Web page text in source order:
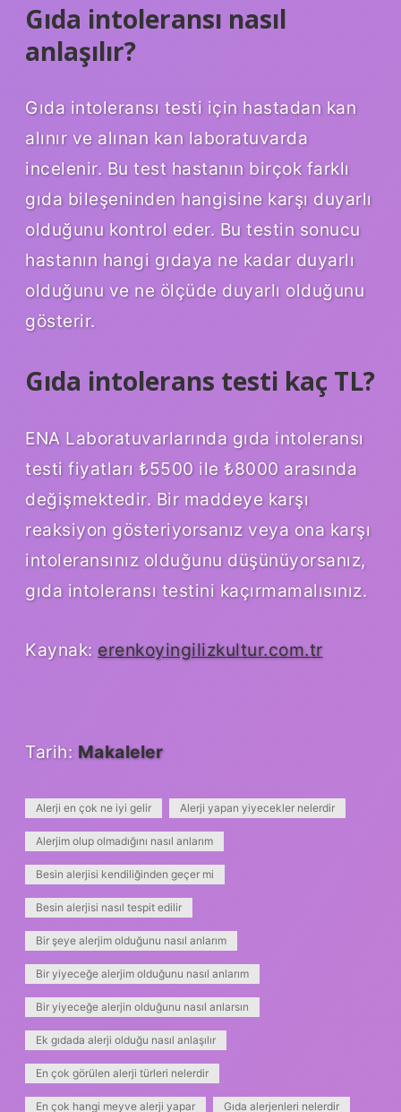
Gıda intoleransı nasıl
anlaşılır?
Gıda intoleransı testi için hastadan kan
alınır ve alınan kan laboratuvarda
incelenir. Bu test hastanın birçok farklı
gıda bileşeninden hangisine karşı duyarlı
olduğunu kontrol eder. Bu testin sonucu
hastanın hangi gıdaya ne kadar duyarlı
olduğunu ve ne ölçüde duyarlı olduğunu
gösterir.
Gıda intolerans testi kaç TL?
ENA Laboratuvarlarında gıda intoleransı
testi fiyatları ₺5500 ile ₺8000 arasında
değişmektedir. Bir maddeye karşı
reaksiyon gösteriyorsanız veya ona karşı
intoleransınız olduğunu düşünüyorsanız,
gıda intoleransı testini kaçırmamalısınız.
Kaynak: erenkoyingilizkultur.com.tr
Tarih: Makaleler
Alerji en çok ne iyi gelir Alerji yapan yiyecekler nelerdir
Alerjim olup olmadığını nasıl anlarım
Besin alerjisi kendiliğinden geçer mi
Besin alerjisi nasıl tespit edilir
Bir şeye alerjim olduğunu nasıl anlarım
Bir yiyeceğe alerjim olduğunu nasıl anlarım
Bir yiyeceğe alerjin olduğunu nasıl anlarsın
Ek gıdada alerji olduğu nasıl anlaşılır
En çok görülen alerji türleri nelerdir
En çok hangi meyve alerji yapar Gıda alerjenleri nelerdir